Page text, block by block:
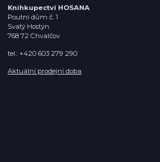
Knihkupectví HOSANA
Poutní dům č. 1
Svatý Hostýn
768 72 Chvalčov
tel.: +420 603 279 290
Aktuální prodejní doba